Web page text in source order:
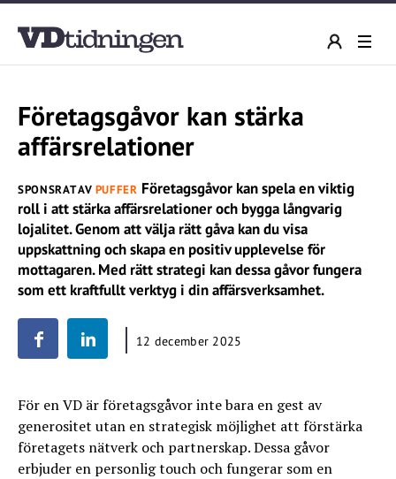
Företagsgåvor kan stärka
affärsrelationer
SPONSRAT AV PUFFER Företagsgåvor kan spela en viktig
roll i att stärka affärsrelationer och bygga långvarig
lojalitet. Genom att välja rätt gåva kan du visa
uppskattning och skapa en positiv upplevelse för
mottagaren. Med rätt strategi kan dessa gåvor fungera
som ett kraftfullt verktyg i din affärsverksamhet.
12 december 2025
För en VD är företagsgåvor inte bara en gest av
generositet utan en strategisk möjlighet att förstärka
företagets nätverk och partnerskap. Dessa gåvor
erbjuder en personlig touch och fungerar som en